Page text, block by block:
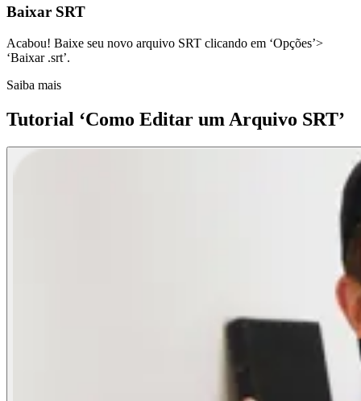
Baixar SRT
Acabou! Baixe seu novo arquivo SRT clicando em ‘Opções’>
‘Baixar .srt’.
Saiba mais
Tutorial ‘Como Editar um Arquivo SRT’